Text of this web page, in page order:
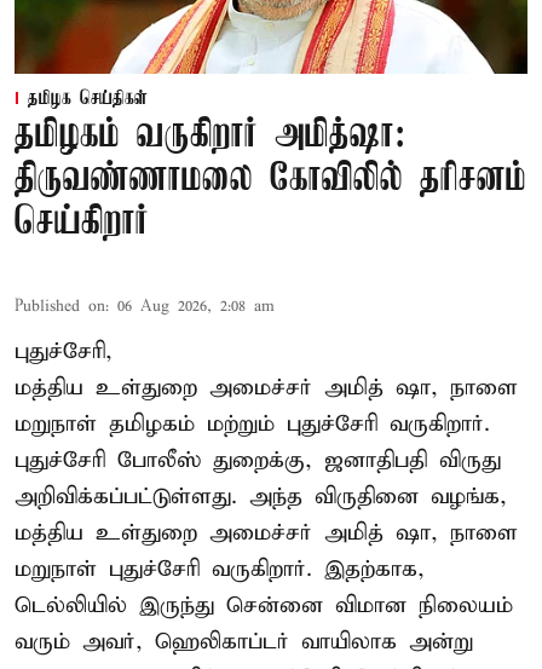
தமிழக செய்திகள்
தமிழகம் வருகிறார் அமித்ஷா:
திருவண்ணாமலை கோவிலில் தரிசனம்
செய்கிறார்
Published on: 06 Aug 2026, 2:08 am
புதுச்சேரி,
மத்திய உள்துறை அமைச்சர் அமித் ஷா, நாளை
மறுநாள் தமிழகம் மற்றும் புதுச்சேரி வருகிறார்.
புதுச்சேரி போலீஸ் துறைக்கு, ஜனாதிபதி விருது
அறிவிக்கப்பட்டுள்ளது. அந்த விருதினை வழங்க,
மத்திய உள்துறை அமைச்சர் அமித் ஷா, நாளை
மறுநாள் புதுச்சேரி வருகிறார். இதற்காக,
டெல்லியில் இருந்து சென்னை விமான நிலையம்
வரும் அவர், ஹெலிகாப்டர் வாயிலாக அன்று